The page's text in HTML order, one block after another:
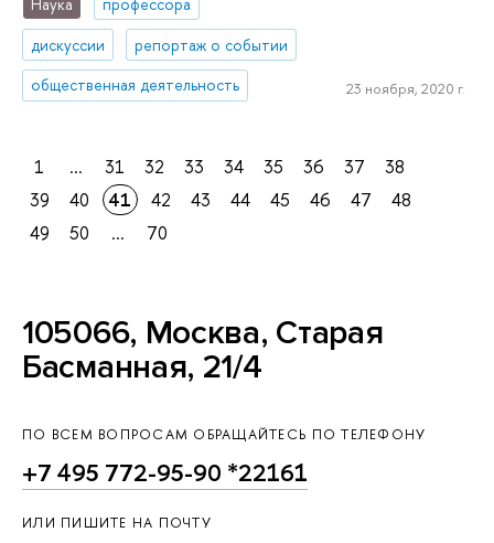
дискуссии
репортаж о событии
общественная деятельность
23 ноября, 2020 г.
1 ... 31 32 33 34 35 36 37
38
39
40 41 42 43 44 45 46 47
48
49
50 ... 70
105066, Москва, Старая
Басманная, 21/4
ПО ВСЕМ ВОПРОСАМ ОБРАЩАЙТЕСЬ ПО ТЕЛЕФОНУ
+7 495 772-95-90 *22161
ИЛИ ПИШИТЕ НА ПОЧТУ